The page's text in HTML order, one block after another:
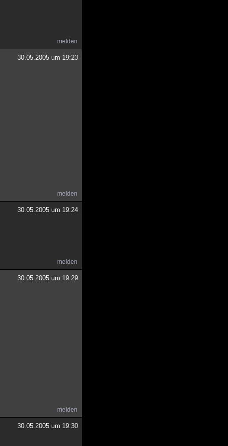
melden
30.05.2005 um 19:23
melden
30.05.2005 um 19:24
melden
30.05.2005 um 19:29
melden
30.05.2005 um 19:30